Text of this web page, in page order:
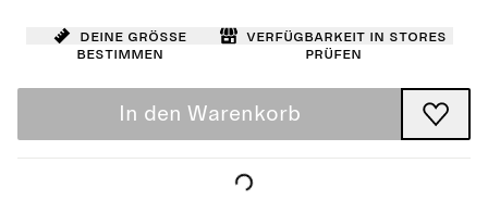
Deine Größe
bestimmen
Verfügbarkeit in Stores
prüfen
In den Warenkorb